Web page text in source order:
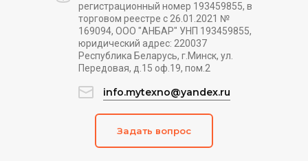
регистрационный номер 193459855, в
торговом реестре с 26.01.2021 №
169094, ООО "АНБАР" УНП 193459855,
юридический адрес: 220037
Республика Беларусь, г.Минск, ул.
Передовая, д.15 оф.19, пом.2
info.mytexno@yandex.ru
Задать вопрос